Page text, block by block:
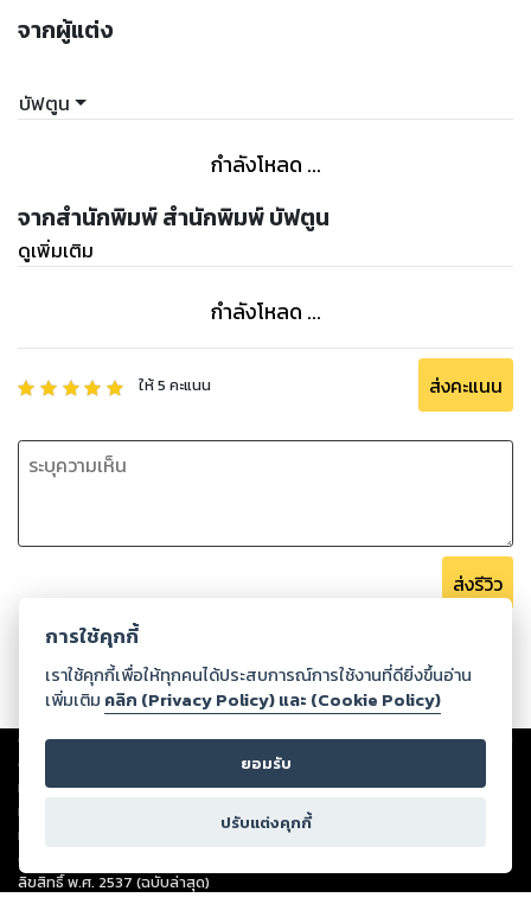
จากผู้แต่ง
บัฟตูน
กำลังโหลด ...
จากสำนักพิมพ์ สำนักพิมพ์ บัฟตูน
ดูเพิ่มเติม
กำลังโหลด ...
ให้5 คะแนน ส่งคะแนน
ส่งรีวิว
Copyright ©2026Storylog Co., Ltd. - สตอรี่ล็อกขอสงวนสิทธิ์ไม่รับผิดชอบ
ต่อผลงานหรือเนื้อหาใดที่อัปโหลดผ่านเว็บไซต์และปรากฏว่าละเมิดสิทธิใน
ทรัพย์สินทางปัญญาของบุคคลอื่นหรือขัดต่อกฎหมายและศีลธรรม ดังนั้น ผู้อ่าน
ทุกท่านโปรดใช้วิจารณญาณในการกลั่นกรองด้วยตนเอง และหากท่านพบว่าส่วน
หนึ่งส่วนใดขัดต่อกฎหมายและศีลธรรม กรุณาแจ้งมายังบริษัท เพื่อทีมงานจะได้
ดำเนินการในทันที ทั้งนี้ ทางสตอรี่ล็อกขอสงวนลิขสิทธิ์ตามพระราชบัญญัติ
ลิขสิทธิ์ พ.ศ. 2537 (ฉบับล่าสุด)
การใช้คุกกี้
เราใช้คุกกี้เพื่อให้ทุกคนได้ประสบการณ์การใช้งานที่ดียิ่งขึ้นอ่าน
เพิ่มเติม คลิก (Privacy Policy) และ (Cookie Policy)
ยอมรับ
ปรับแต่งคุกกี้